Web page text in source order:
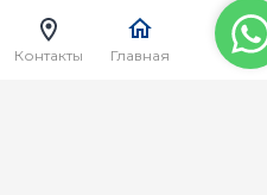
Delta.kg
Контакты Главная